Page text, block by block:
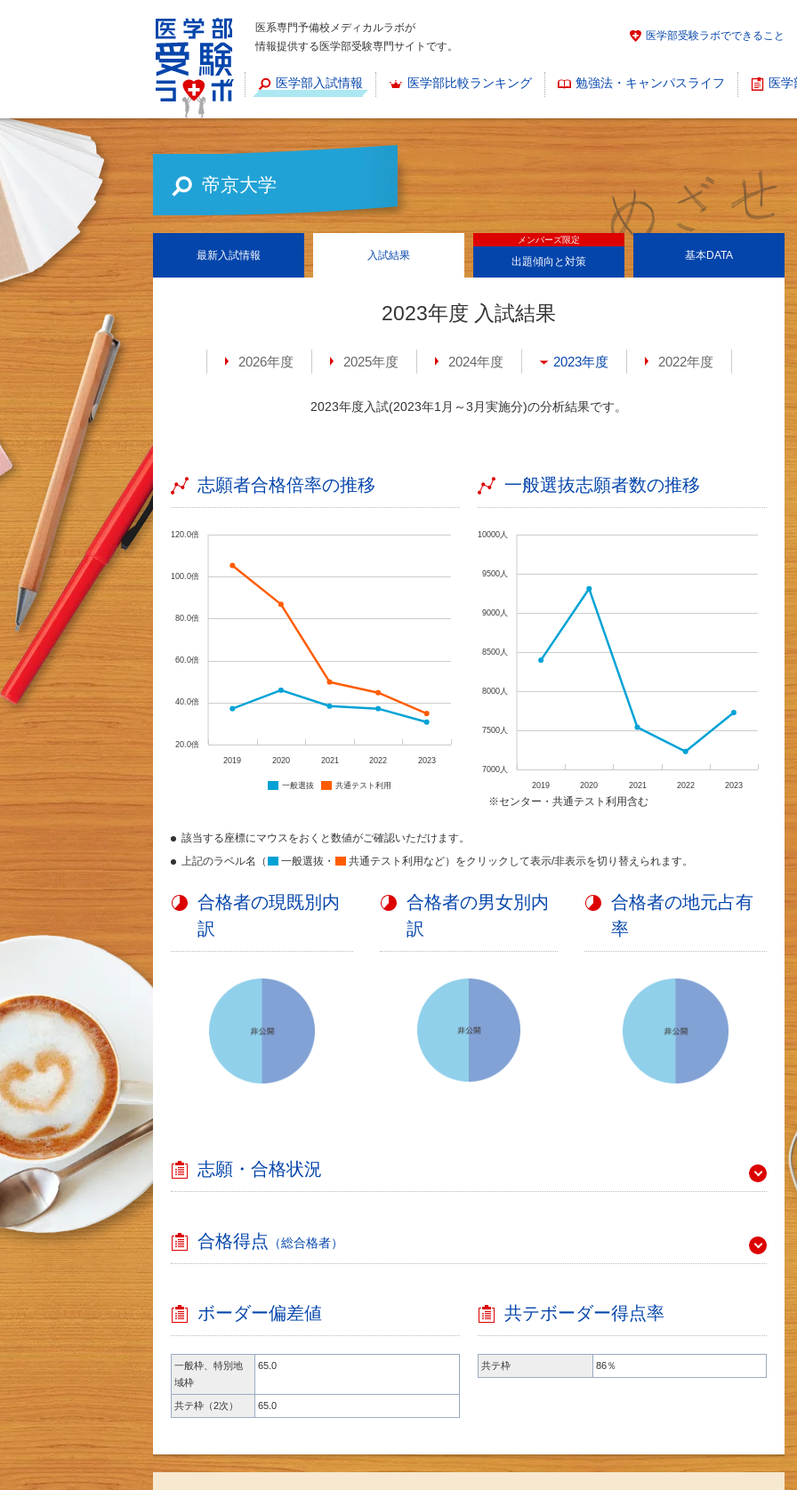
医系専門予備校メディカルラボが
情報提供する医学部受験専門サイトです。
医学部受験ラボでできること
医学部入試情報 医学部比較ランキング 勉強法・キャンパスライフ 医学
帝京大学
最新 入試情報 入試結果 出題傾向と対策
メンバーズ限定
基本DATA
2023年度 入試結果
2026年度 2025年度 2024年度 2023年度 2022年度
2023年度入試(2023年1月～3月実施分)の分析結果です。
志願者合格倍率の推移
2019 2020 2021 2022 2023
20.0倍
40.0倍
60.0倍
80.0倍
100.0倍
120.0倍
一般選抜 共通テスト利用
一般選抜志願者数の推移
2019 2020 2021 2022 2023
7000人
7500人
8000人
8500人
9000人
9500人
10000人
※センター・共通テスト利用含む
該当する座標にマウスをおくと数値がご確認いただけます。
上記のラベル名（
一般選抜・ 共通テスト利用など）をクリックして表示/非表示を切り替えられます。
合格者の現既別内
訳
合格者の男女別内
訳
合格者の地元占有
率
志願・合格状況
合格得点 （総合格者）
ボーダー偏差値
一般枠、特別地
域枠
65.0
共テ枠（2次） 65.0
共テボーダー得点率
共テ枠 86％